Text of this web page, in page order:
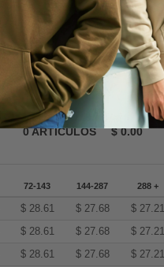
0ARTÍCULOS $0.00
72-143 144-287 288 +
$ 28.61 $ 27.68 $ 27.21
$ 28.61 $ 27.68 $ 27.21
$ 28.61 $ 27.68 $ 27.21